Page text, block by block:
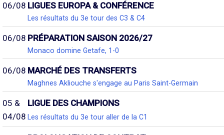
06/08 LIGUES EUROPA & CONFÉRENCE
Les résultats du 3e tour des C3 & C4
06/08 PRÉPARATION SAISON 2026/27
Monaco domine Getafe, 1-0
06/08 MARCHÉ DES TRANSFERTS
Maghnes Akliouche s'engage au Paris Saint-Germain
05 &
04/08
LIGUE DES CHAMPIONS
Les résultats du 3e tour aller de la C1